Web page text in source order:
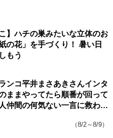
】ハチの巣みたいな立体のお
の花」を手づくり！ 暑い日
もう
ンコ平井まさあきさんインタ
ままやってたら順番が回って
仲間の何気ない一言に救われ
（8/2～8/9）